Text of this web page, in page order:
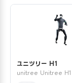
ユニツリー H1
unitree Unitree H1